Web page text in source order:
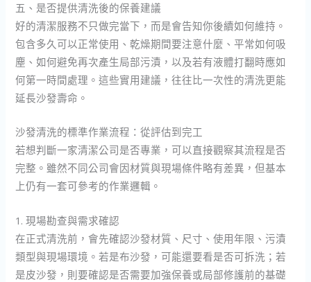
五、是否提供清洗後的保養建議
好的清潔服務不只做完當下，而是會告知你後續如何維持。
包含多久可以正常使用、乾燥期間要注意什麼、平常如何吸
塵、如何避免再次產生局部污漬，以及若有液體打翻時應如
何第一時間處理。這些實用建議，往往比一次性的清洗更能
延長沙發壽命。
沙發清洗的標準作業流程：從評估到完工
若想判斷一家清潔公司是否專業，可以直接觀察其流程是否
完整。雖然不同公司會因材質與現場條件略有差異，但基本
上仍有一套可參考的作業邏輯。
1. 現場勘查與需求確認
在正式清洗前，會先確認沙發材質、尺寸、使用年限、污漬
類型與現場環境。若是布沙發，可能還要看是否可拆洗；若
是皮沙發，則要確認是否需要加強保養或局部修護前的基礎